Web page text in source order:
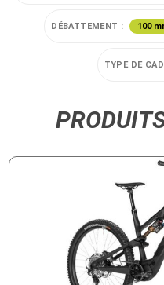
DÉBATTEMENT : 100
TYPE DE